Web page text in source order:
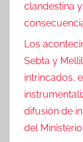
clandestina
Los
Sebta y
intrincados,
difusión de
del